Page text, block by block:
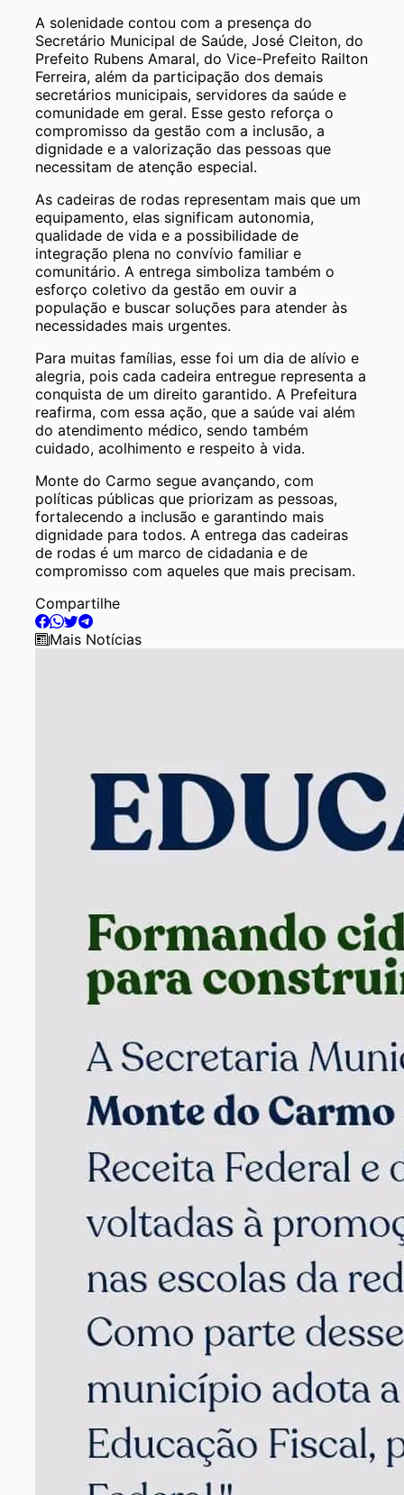
A solenidade contou com a presença do
Secretário Municipal de Saúde, José Cleiton, do
Prefeito Rubens Amaral, do Vice-Prefeito Railton
Ferreira, além da participação dos demais
secretários municipais, servidores da saúde e
comunidade em geral. Esse gesto reforça o
compromisso da gestão com a inclusão, a
dignidade e a valorização das pessoas que
necessitam de atenção especial.
As cadeiras de rodas representam mais que um
equipamento, elas significam autonomia,
qualidade de vida e a possibilidade de
integração plena no convívio familiar e
comunitário. A entrega simboliza também o
esforço coletivo da gestão em ouvir a
população e buscar soluções para atender às
necessidades mais urgentes.
Para muitas famílias, esse foi um dia de alívio e
alegria, pois cada cadeira entregue representa a
conquista de um direito garantido. A Prefeitura
reafirma, com essa ação, que a saúde vai além
do atendimento médico, sendo também
cuidado, acolhimento e respeito à vida.
Monte do Carmo segue avançando, com
políticas públicas que priorizam as pessoas,
fortalecendo a inclusão e garantindo mais
dignidade para todos. A entrega das cadeiras
de rodas é um marco de cidadania e de
compromisso com aqueles que mais precisam.
Compartilhe
Mais Notícias